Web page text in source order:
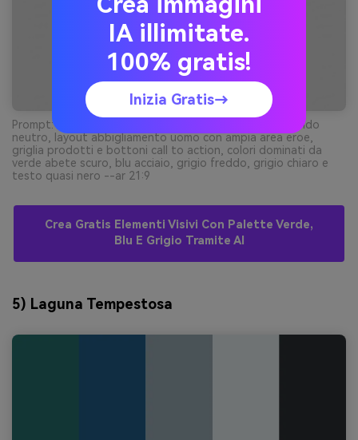
Prompt: mockup UI landing page ecommerce 2D su sfondo
neutro, layout abbigliamento uomo con ampia area eroe,
griglia prodotti e bottoni call to action, colori dominati da
verde abete scuro, blu acciaio, grigio freddo, grigio chiaro e
testo quasi nero --ar 21:9
Crea Gratis Elementi Visivi Con Palette Verde,
Blu E Grigio Tramite AI
5) Laguna Tempestosa
IA illimitate.
100% gratis!
Inizia Gratis→